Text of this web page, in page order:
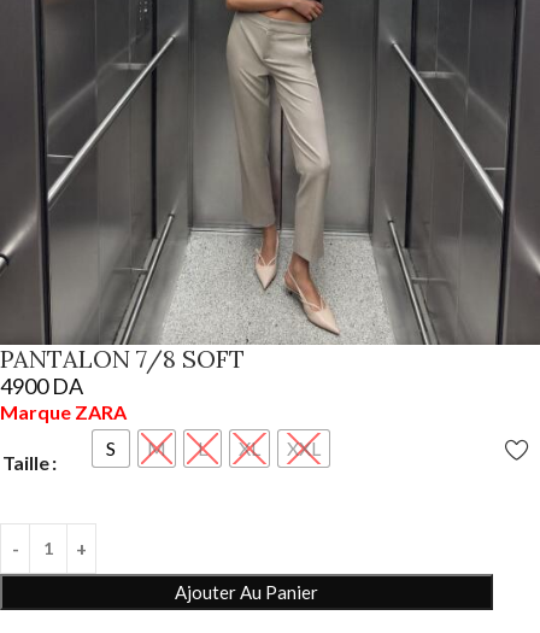
PANTALON 7/8 SOFT
4900DA
Marque ZARA
Taille
S M L XL XXL
Ajouter Au Panier